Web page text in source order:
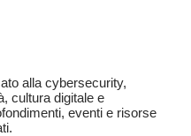
alla cybersecurity,
cultura digitale e
eventi e risorse